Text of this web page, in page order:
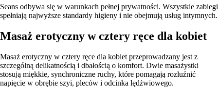
Seans odbywa się w warunkach pełnej prywatności. Wszystkie zabiegi
spełniają najwyższe standardy higieny i nie obejmują usług intymnych.
Masaż erotyczny w cztery ręce dla kobiet
Masaż erotyczny w cztery ręce dla kobiet przeprowadzany jest z
szczególną delikatnością i dbałością o komfort. Dwie masażystki
stosują miękkie, synchroniczne ruchy, które pomagają rozluźnić
napięcie w obrębie szyi, pleców i odcinka lędźwiowego.